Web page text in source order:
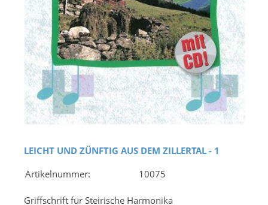
LEICHT UND ZÜNFTIG AUS DEM ZILLERTAL - 1
Artikelnummer:
10075
Griffschrift für Steirische Harmonika